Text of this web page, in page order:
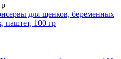
для щенков, беременных
паштет, 100 гр